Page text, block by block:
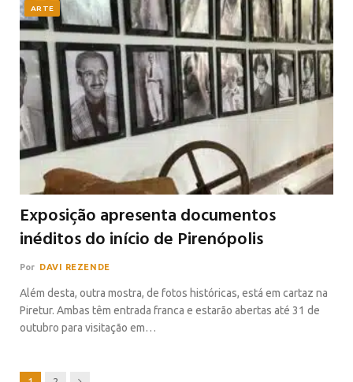
ARTE
Exposição apresenta documentos
inéditos do início de Pirenópolis
Por DAVI REZENDE
Além desta, outra mostra, de fotos históricas, está em cartaz na
Piretur. Ambas têm entrada franca e estarão abertas até 31 de
outubro para visitação em…